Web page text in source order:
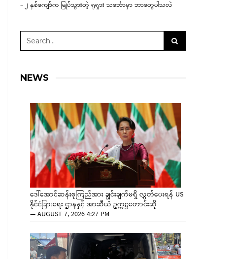
– ၂ နှစ်ကျော်က မြုပ်သွားတဲ့ ရုရှား သင်္ဘောမှာ ဘာတွေပါသလဲ
NEWS
ဒေါ်အောင်ဆန်းစုကြည်အား ချွင်းချက်မရှိ လွှတ်ပေးရန် US
နိုင်ငံခြားရေး ဌာနနှင့် အာဆီယံ ဥက္ကဋ္ဌတောင်းဆို
—AUGUST 7, 2026 4:27 PM